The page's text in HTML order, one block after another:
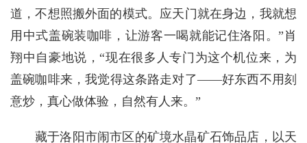
道，不想照搬外面的模式。应天门就在身边，我就想
用中式盖碗装咖啡，让游客一喝就能记住洛阳。”肖
翔中自豪地说，“现在很多人专门为这个机位来，为
盖碗咖啡来，我觉得这条路走对了——好东西不用刻
意炒，真心做体验，自然有人来。”
藏于洛阳市闹市区的矿境水晶矿石饰品店，以天